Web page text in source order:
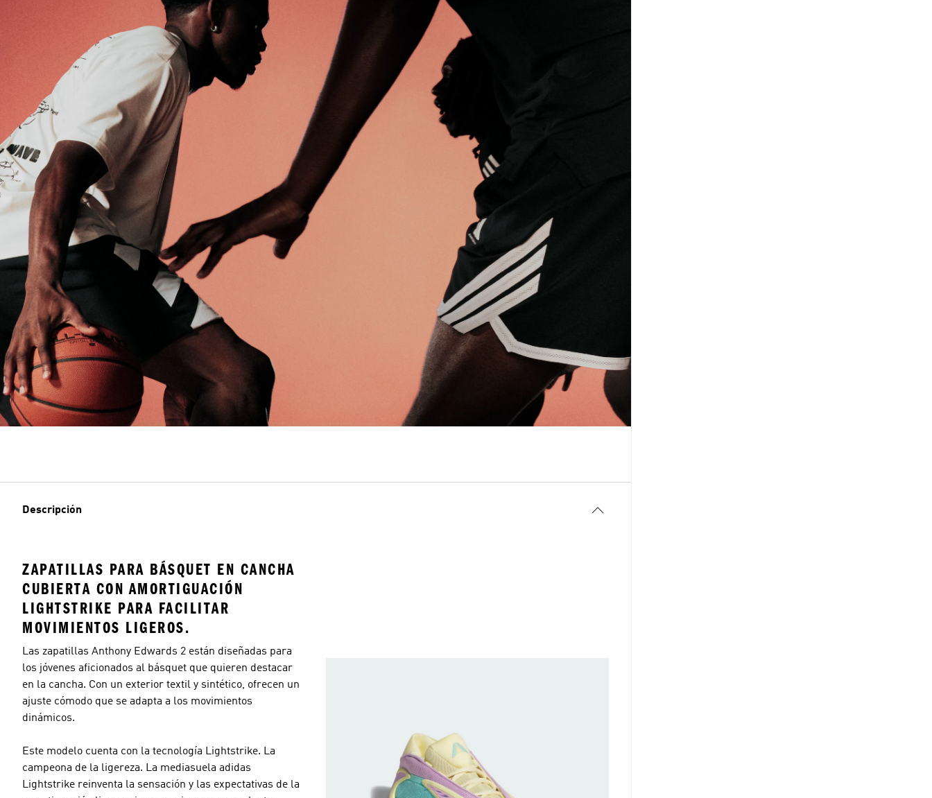
Descripción
ZAPATILLAS PARA BÁSQUET EN CANCHA
CUBIERTA CON AMORTIGUACIÓN
LIGHTSTRIKE PARA FACILITAR
MOVIMIENTOS LIGEROS.
Las zapatillas Anthony Edwards 2 están diseñadas para
los jóvenes aficionados al básquet que quieren destacar
en la cancha. Con un exterior textil y sintético, ofrecen un
ajuste cómodo que se adapta a los movimientos
dinámicos.
Este modelo cuenta con la tecnología Lightstrike. La
campeona de la ligereza. La mediasuela adidas
Lightstrike reinventa la sensación y las expectativas de la